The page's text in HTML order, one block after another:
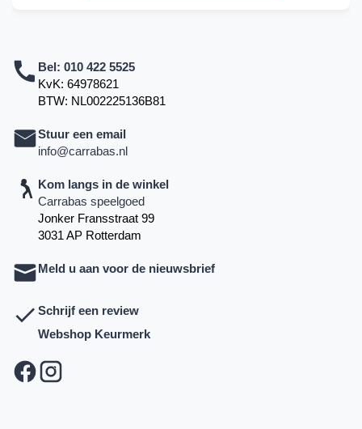
Bel: 010 422 5525
KvK: 64978621
BTW: NL002225136B81
Stuur een email
info@carrabas.nl
Kom langs in de winkel
Carrabas speelgoed
Jonker Fransstraat 99
3031 AP Rotterdam
Meld u aan voor de nieuwsbrief
Schrijf een review
Webshop Keurmerk